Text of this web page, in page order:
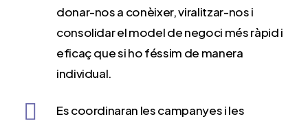
donar-nos a conèixer, viralitzar-nos i
consolidar el model de negoci més ràpid i
eficaç que si ho féssim de manera
individual.
Es coordinaran les campanyes i les